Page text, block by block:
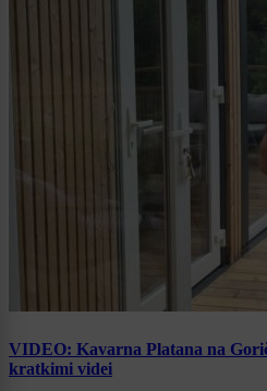
VIDEO: Kavarna Platana na
kratkimi videi